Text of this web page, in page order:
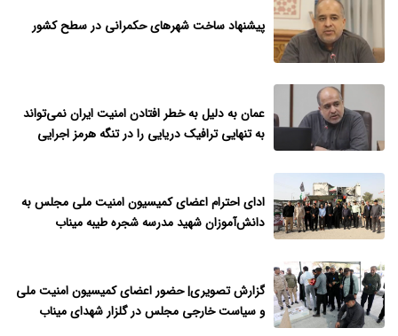
پیشنهاد ساخت شهرهای حکمرانی در سطح کشور
عمان به دلیل به خطر افتادن امنیت ایران نمی‌تواند
به تنهایی ترافیک دریایی را در تنگه هرمز اجرایی
ادای احترام اعضای کمیسیون امنیت ملی مجلس به
دانش‌آموزان شهید مدرسه شجره طیبه میناب
گزارش تصویری| حضور اعضای کمیسیون امنیت ملی
و سیاست خارجی مجلس در گلزار شهدای میناب